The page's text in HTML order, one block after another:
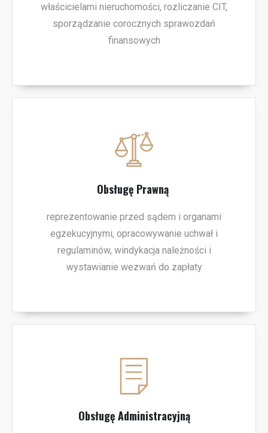
właścicielami nieruchomości, rozliczanie CIT,
sporządzanie corocznych sprawozdań
finansowych
Obsługę Prawną
reprezentowanie przed sądem i organami
egzekucyjnymi, opracowywanie uchwał i
regulaminów, windykacja należności i
wystawianie wezwań do zapłaty
Obsługę Administracyjną